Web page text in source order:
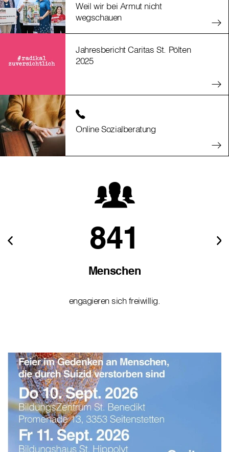
Weil wir bei Armut nicht
wegschauen
Jahresbericht Caritas St. Pölten
2025
Online Sozialberatung
841
Menschen
engagieren sich freiwillig.